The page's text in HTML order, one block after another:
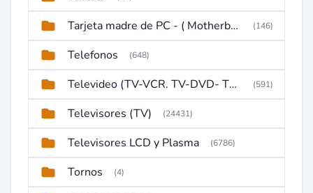
Tarjeta madre de PC - ( Motherboard ) (146)
Telefonos (648)
Televideo (TV-VCR. TV-DVD- TV-DVD-VCR) (591)
Televisores (TV) (24431)
Televisores LCD y Plasma (6786)
Tornos (4)